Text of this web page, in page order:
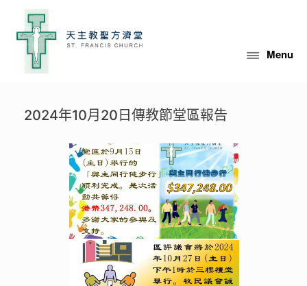
content
Menu
2024年10月20日傳教節堂區報告